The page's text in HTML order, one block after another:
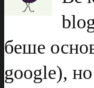
беше
google),